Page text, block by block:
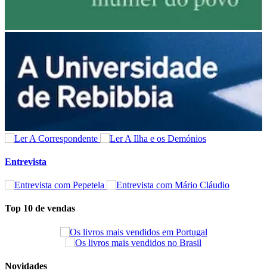
Entrevista
Top 10 de vendas
Novidades